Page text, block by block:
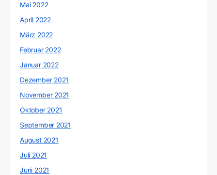
Mai 2022
April 2022
März 2022
Februar 2022
Januar 2022
Dezember 2021
November 2021
Oktober 2021
September 2021
August 2021
Juli 2021
Juni 2021